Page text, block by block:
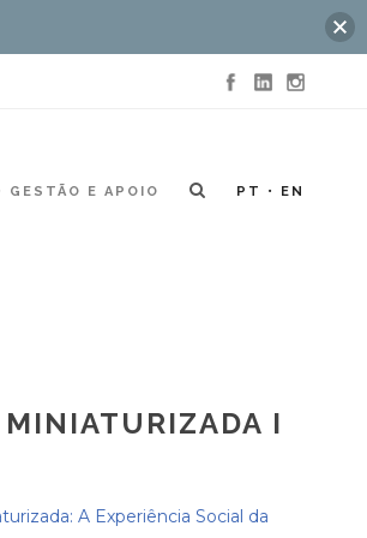
GESTÃO E APOIO PT EN
I
A Experiência Social da